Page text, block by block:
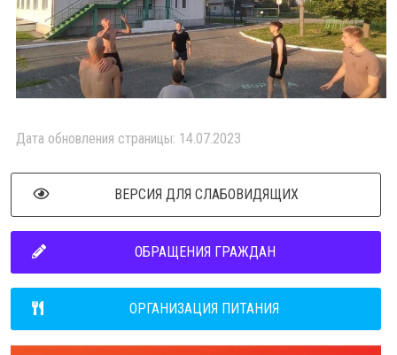
Дата обновления страницы: 14.07.2023
ВЕРСИЯ ДЛЯ СЛАБОВИДЯЩИХ
ОБРАЩЕНИЯ ГРАЖДАН
ОРГАНИЗАЦИЯ ПИТАНИЯ